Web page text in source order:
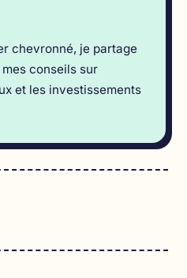
chevronné, je partage
conseils sur
et les investissements